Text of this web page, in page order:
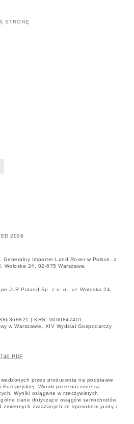
STRONĘ
2026
Importer Land Rover w Polsce, z
Wołoska 24, 02-675 Warszawa.
JLR Poland Sp. z o. o., ul. Wołoska 24,
| KRS: 0000847401
w Warszawie, XIV Wydział Gospodarczy
PDF
przez producenta na podstawie
Europejskiej. Wyniki przeznaczone są
Wyniki osiągane w rzeczywistych
dane dotyczące osiągów samochodów
zmiennych związanych ze sposobem jazdy i